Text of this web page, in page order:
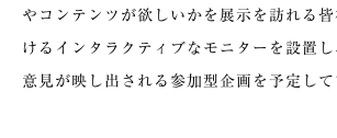
やコンテンツが欲しいかを展示を訪れる
けるインタラクティブなモニターを設置
意見が映し出される参加型企画を予定して